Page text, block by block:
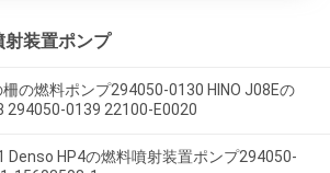
射装置ポンプ
の燃料ポンプ294050-0130 HINO J08Eの
294050-0139 22100-E0020
Denso HP4の燃料噴射装置ポンプ294050-